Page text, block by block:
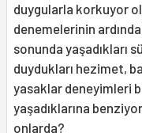
duygularla korkuyor
denemelerinin
sonunda yaşadıkları
duydukları hezimet,
yasaklar deneyimleri
yaşadıklarına
onlarda?